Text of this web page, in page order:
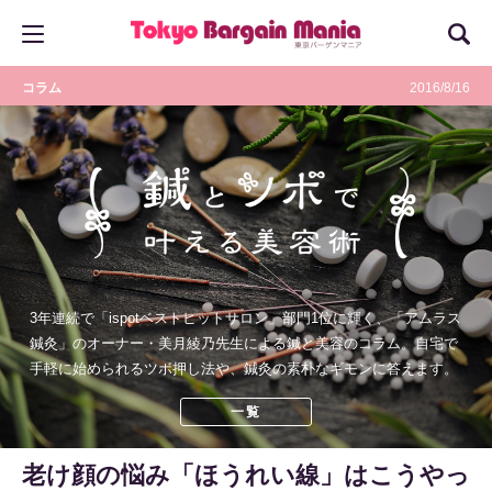
コラム 2016/8/16
3年連続で「ispotベストヒットサロン」部門1位に輝く、「アムラス
鍼灸」のオーナー・美月綾乃先生による鍼と美容のコラム。自宅で
手軽に始められるツボ押し法や、鍼灸の素朴なギモンに答えます。
一覧
老け顔の悩み「ほうれい線」はこうやっ